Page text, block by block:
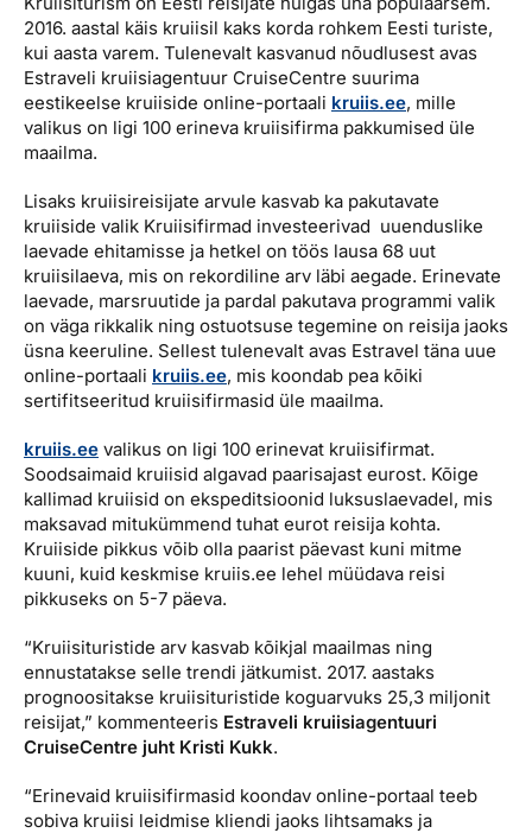
Reisitarvete e-pood
Airalo eSIM
Reisija meelespea
Kuldkaart
Platinum Club
Püsisoodustused
Boonuspunktid
Meist
Ettevõttest, kontaktid, reisikonsultandi teenus, tule
tööle, uudised...
Ettevõttest
Reisikonsultandi teenus
Tule tööle
Uudised
2016. aastal käis kruiisil kaks korda rohkem Eesti turiste,
kui aasta varem. Tulenevalt kasvanud nõudlusest avas
Estraveli kruiisiagentuur CruiseCentre suurima
eestikeelse kruiiside online-portaali kruiis.ee, mille
valikus on ligi 100 erineva kruiisifirma pakkumised üle
maailma.
Lisaks kruiisireisijate arvule kasvab ka pakutavate
kruiiside valik Kruiisifirmad investeerivad uuenduslike
laevade ehitamisse ja hetkel on töös lausa 68 uut
kruiisilaeva, mis on rekordiline arv läbi aegade. Erinevate
laevade, marsruutide ja pardal pakutava programmi valik
on väga rikkalik ning ostuotsuse tegemine on reisija jaoks
üsna keeruline. Sellest tulenevalt avas Estravel täna uue
online-portaali kruiis.ee, mis koondab pea kõiki
sertifitseeritud kruiisifirmasid üle maailma.
kruiis.ee valikus on ligi 100 erinevat kruiisifirmat.
Soodsaimaid kruiisid algavad paarisajast eurost. Kõige
kallimad kruiisid on ekspeditsioonid luksuslaevadel, mis
maksavad mitukümmend tuhat eurot reisija kohta.
Kruiiside pikkus võib olla paarist päevast kuni mitme
kuuni, kuid keskmise kruiis.ee lehel müüdava reisi
pikkuseks on 5-7 päeva.
“Kruiisituristide arv kasvab kõikjal maailmas ning
ennustatakse selle trendi jätkumist. 2017. aastaks
prognoositakse kruiisituristide koguarvuks 25,3 miljonit
reisijat,” kommenteeris Estraveli kruiisiagentuuri
CruiseCentre juht Kristi Kukk.
“Erinevaid kruiisifirmasid koondav online-portaal teeb
sobiva kruiisi leidmise kliendi jaoks lihtsamaks ja